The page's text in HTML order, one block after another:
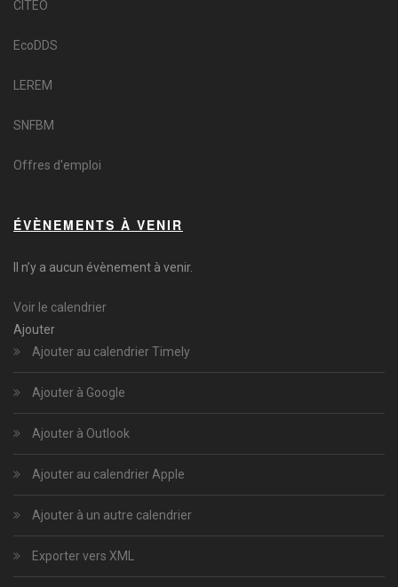
CITEO
EcoDDS
LEREM
SNFBM
Offres d'emploi
ÉVÈNEMENTS À VENIR
Il n’y a aucun évènement à venir.
Voir le calendrier
Ajouter
Ajouter au calendrier Timely
Ajouter à Google
Ajouter à Outlook
Ajouter au calendrier Apple
Ajouter à un autre calendrier
Exporter vers XML